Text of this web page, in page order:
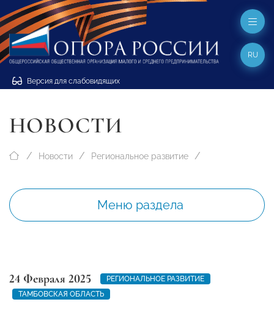
Версия для слабовидящих
RU
НОВОСТИ
Новости Региональное развитие
Меню раздела
24 Февраля 2025
РЕГИОНАЛЬНОЕ РАЗВИТИЕ
ТАМБОВСКАЯ ОБЛАСТЬ